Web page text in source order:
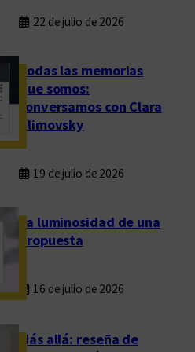
22 de julio de 2026
Todas las memorias
que somos:
conversamos con Clara
Klimovsky
19 de julio de 2026
La luminosidad de una
propuesta
16 de julio de 2026
Más allá: reseña de